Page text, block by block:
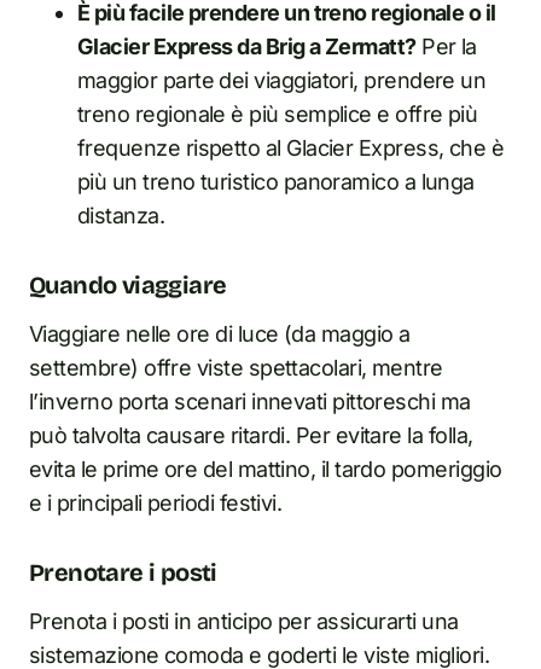
È più facile prendere un treno regionale o il
Glacier Express da Brig a Zermatt?Per la
maggior parte dei viaggiatori, prendere un
treno regionale è più semplice e offre più
frequenze rispetto al Glacier Express, che è
più un treno turistico panoramico a lunga
distanza.
Quando viaggiare
Viaggiare nelle ore di luce (da maggio a
settembre) offre viste spettacolari, mentre
l’inverno porta scenari innevati pittoreschi ma
può talvolta causare ritardi. Per evitare la folla,
evita le prime ore del mattino, il tardo pomeriggio
e i principali periodi festivi.
Prenotare i posti
Prenota i posti in anticipo per assicurarti una
sistemazione comoda e goderti le viste migliori.